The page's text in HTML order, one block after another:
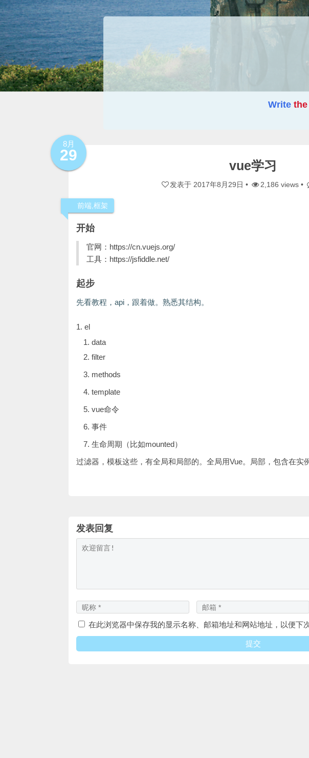
Write the
8月
29
vue学习
发表于 2017年8月29日 • 2,186 views •
前端 ,框架
开始
官网：https://cn.vuejs.org/
工具：https://jsfiddle.net/
起步
先看教程，api，跟着做。熟悉其结构。
1. el
data
filter
methods
template
vue命令
事件
生命周期（比如mounted）
过滤器，模板这些，有全局和局部的。全局用Vue。局部，包含在实
发表回复
在此浏览器中保存我的显示名称、邮箱地址和网站地址，以便下